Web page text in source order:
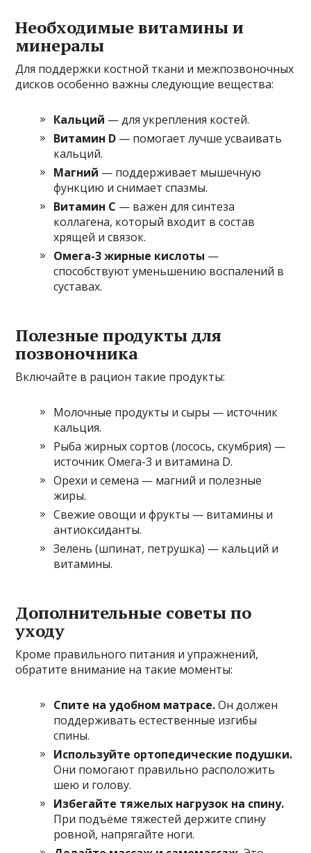
Необходимые витамины и
минералы
Для поддержки костной ткани и межпозвоночных
дисков особенно важны следующие вещества:
Кальций — для укрепления костей.
Витамин D — помогает лучше усваивать
кальций.
Магний — поддерживает мышечную
функцию и снимает спазмы.
Витамин C — важен для синтеза
коллагена, который входит в состав
хрящей и связок.
Омега-3 жирные кислоты —
способствуют уменьшению воспалений в
суставах.
Полезные продукты для
позвоночника
Включайте в рацион такие продукты:
Молочные продукты и сыры — источник
кальция.
Рыба жирных сортов (лосось, скумбрия) —
источник Омега-3 и витамина D.
Орехи и семена — магний и полезные
жиры.
Свежие овощи и фрукты — витамины и
антиоксиданты.
Зелень (шпинат, петрушка) — кальций и
витамины.
Дополнительные советы по
уходу
Кроме правильного питания и упражнений,
обратите внимание на такие моменты:
Спите на удобном матрасе.Он должен
поддерживать естественные изгибы
спины.
Используйте ортопедические подушки.
Они помогают правильно расположить
шею и голову.
Избегайте тяжелых нагрузок на спину.
При подъёме тяжестей держите спину
ровной, напрягайте ноги.